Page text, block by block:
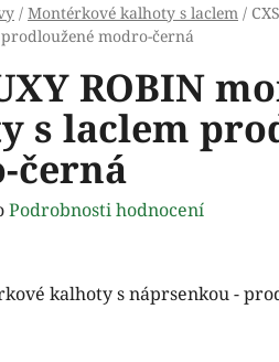
/ Montérkové kalhoty s laclem /
modro-černá
ROBIN
s laclem
černá
Podrobnosti hodnocení
kalhoty s náprsenkou -